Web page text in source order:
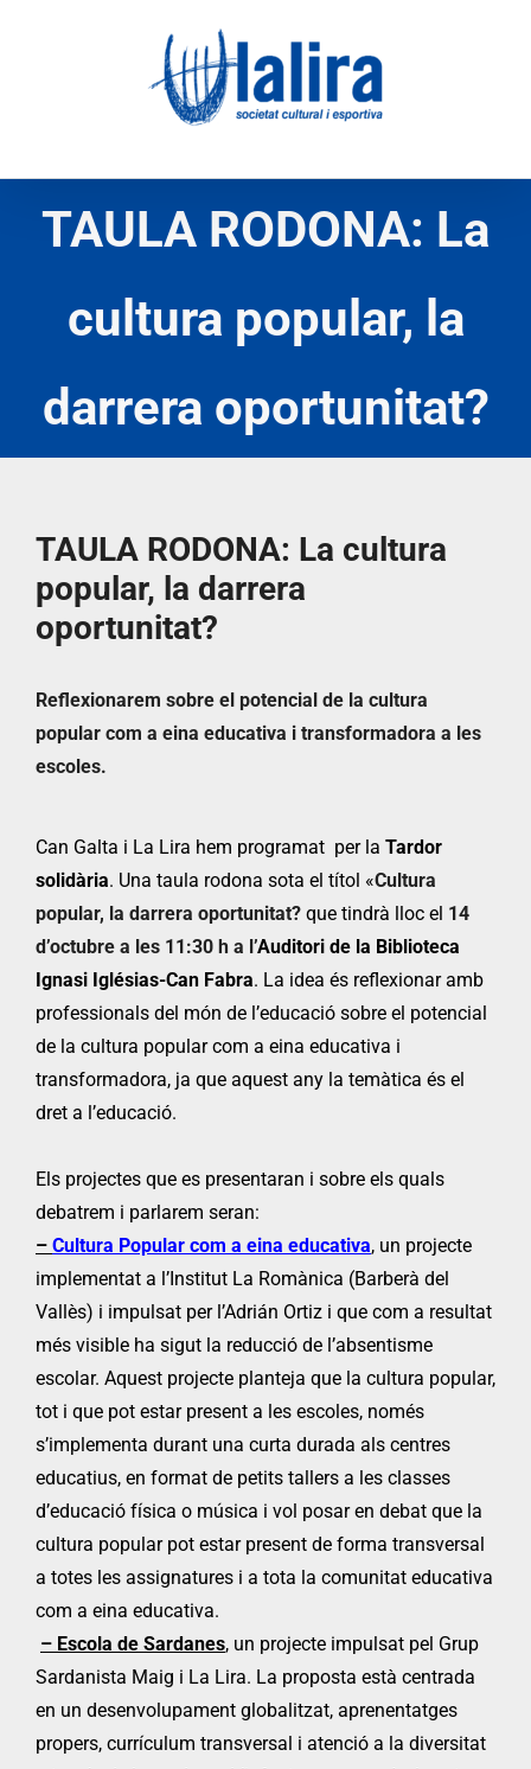
TAULA RODONA: La
cultura popular, la
darrera oportunitat?
TAULA RODONA: La cultura
popular, la darrera
oportunitat?
Reflexionarem sobre el potencial de la cultura
popular com a eina educativa i transformadora a les
escoles.
Can Galta i La Lira hem programat per la Tardor
solidària. Una taula rodona sota el títol «Cultura
popular, la darrera oportunitat?que tindrà lloc el 14
d’octubre a les 11:30 h a l’Auditori de la Biblioteca
Ignasi Iglésias-Can Fabra. La idea és reflexionar amb
professionals del món de l’educació sobre el potencial
de la cultura popular com a eina educativa i
transformadora, ja que aquest any la temàtica és el
dret a l’educació.
Els projectes que es presentaran i sobre els quals
debatrem i parlarem seran:
– Cultura Popular com a eina educativa, un projecte
implementat a l’Institut La Romànica (Barberà del
Vallès) i impulsat per l’Adrián Ortiz i que com a resultat
més visible ha sigut la reducció de l’absentisme
escolar. Aquest projecte planteja que la cultura popular,
tot i que pot estar present a les escoles, només
s’implementa durant una curta durada als centres
educatius, en format de petits tallers a les classes
d’educació física o música i vol posar en debat que la
cultura popular pot estar present de forma transversal
a totes les assignatures i a tota la comunitat educativa
com a eina educativa.
– Escola de Sardanes, un projecte impulsat pel Grup
Sardanista Maig i La Lira. La proposta està centrada
en un desenvolupament globalitzat, aprenentatges
propers, currículum transversal i atenció a la diversitat